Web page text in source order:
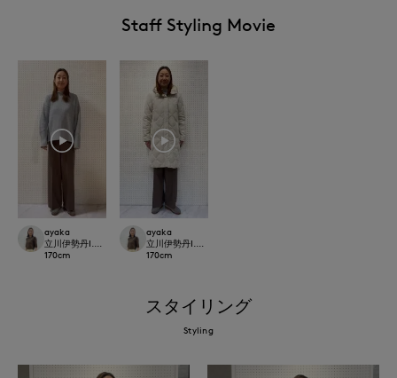
Staff Styling Movie
ayaka
立川伊勢丹I.T.'S.international
170cm
ayaka
立川伊勢丹I.T.'S.international
170cm
スタイリング
Styling